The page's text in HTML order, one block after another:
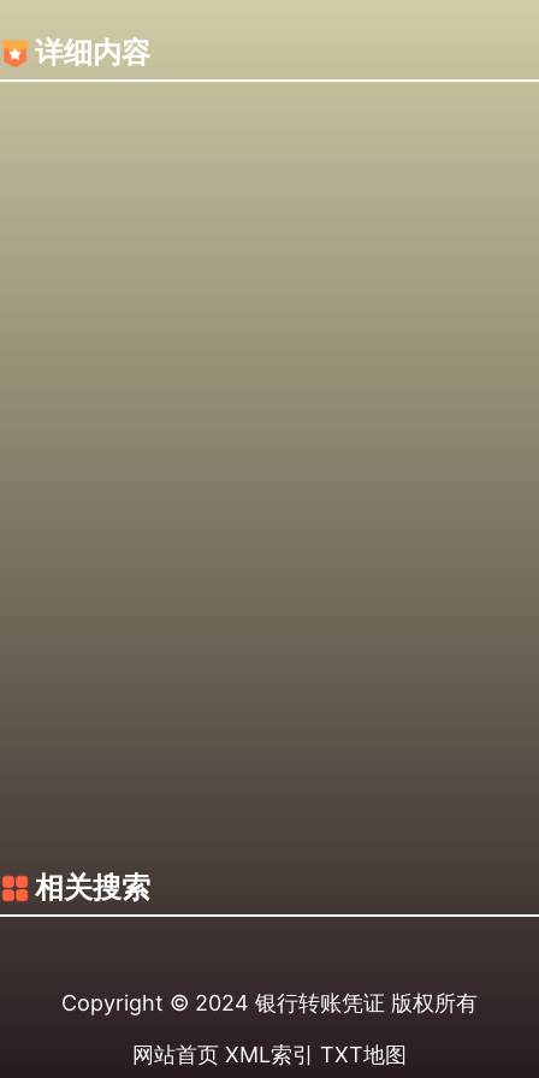
详细内容
相关搜索
Copyright © 2024 银行转账凭证 版权所有
网站首页 XML索引 TXT地图